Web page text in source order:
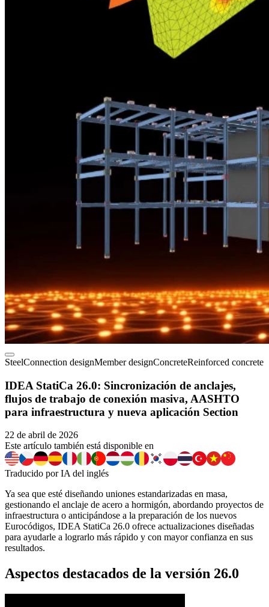
SteelConnection designMember designConcreteReinforced concrete
IDEA StatiCa 26.0: Sincronización de anclajes,
flujos de trabajo de conexión masiva, AASHTO
para infraestructura y nueva aplicación Section
22 de abril de 2026
Este artículo también está disponible en
Traducido por IA del inglés
Ya sea que esté diseñando uniones estandarizadas en masa,
gestionando el anclaje de acero a hormigón, abordando proyectos de
infraestructura o anticipándose a la preparación de los nuevos
Eurocódigos, IDEA StatiCa 26.0 ofrece actualizaciones diseñadas
para ayudarle a lograrlo más rápido y con mayor confianza en sus
resultados.
Aspectos destacados de la versión 26.0